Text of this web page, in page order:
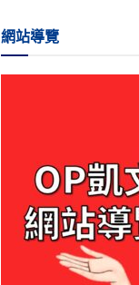
網站導覽